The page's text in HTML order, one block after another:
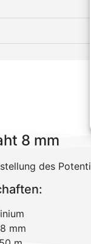
8 mm
des
mm